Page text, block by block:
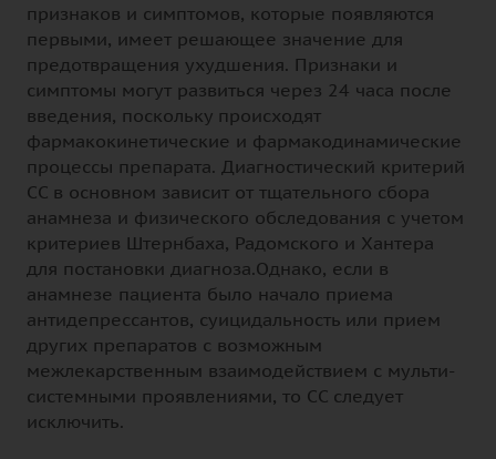
признаков и симптомов, которые появляются
первыми, имеет решающее значение для
предотвращения ухудшения. Признаки и
симптомы могут развиться через 24 часа после
введения, поскольку происходят
фармакокинетические и фармакодинамические
процессы препарата. Диагностический критерий
СС в основном зависит от тщательного сбора
анамнеза и физического обследования с учетом
критериев Штернбаха, Радомского и Хантера
для постановки диагноза.Однако, если в
анамнезе пациента было начало приема
антидепрессантов, суицидальность или прием
других препаратов с возможным
межлекарственным взаимодействием с мульти-
системными проявлениями, то СС следует
исключить.